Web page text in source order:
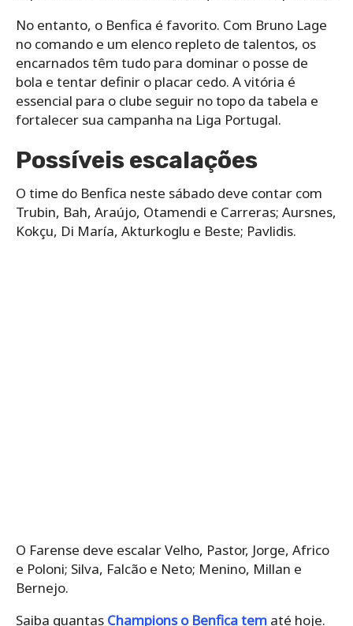
No entanto, o Benfica é favorito. Com Bruno Lage
no comando e um elenco repleto de talentos, os
encarnados têm tudo para dominar o posse de
bola e tentar definir o placar cedo. A vitória é
essencial para o clube seguir no topo da tabela e
fortalecer sua campanha na Liga Portugal.
Possíveis escalações
O time do Benfica neste sábado deve contar com
Trubin, Bah, Araújo, Otamendi e Carreras; Aursnes,
Kokçu, Di María, Akturkoglu e Beste; Pavlidis.
O Farense deve escalar Velho, Pastor, Jorge, Africo
e Poloni; Silva, Falcão e Neto; Menino, Millan e
Bernejo.
Saiba quantas Champions o Benfica tem até hoje.